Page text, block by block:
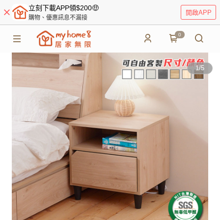
立刻下載APP領$200🤑
購物、優惠訊息不漏接
開啟APP
0
1/5